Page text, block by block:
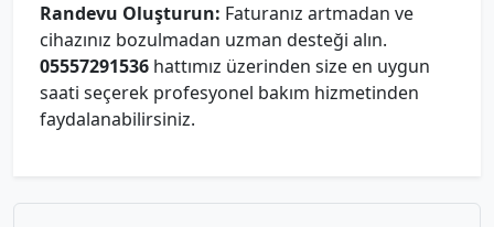
Randevu Oluşturun: Faturanız artmadan ve
cihazınız bozulmadan uzman desteği alın.
05557291536 hattımız üzerinden size en uygun
saati seçerek profesyonel bakım hizmetinden
faydalanabilirsiniz.